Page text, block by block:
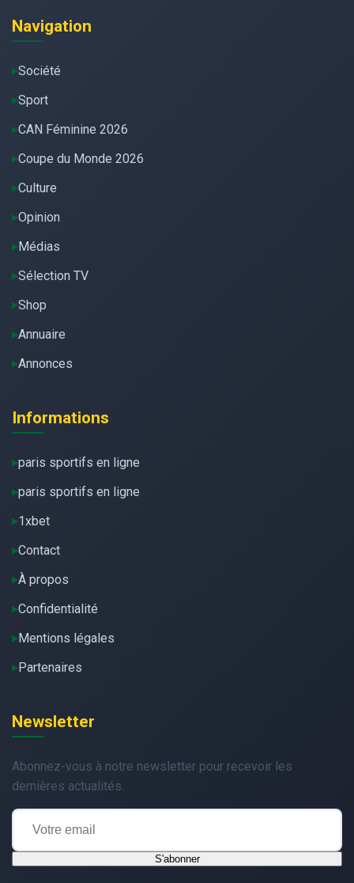
Navigation
Société
Sport
CAN Féminine 2026
Coupe du Monde 2026
Culture
Opinion
Médias
Sélection TV
Shop
Annuaire
Annonces
Informations
paris sportifs en ligne
paris sportifs en ligne
1xbet
Contact
À propos
Confidentialité
Mentions légales
Partenaires
Newsletter
Abonnez-vous à notre newsletter pour recevoir les
dernières actualités.
S'abonner